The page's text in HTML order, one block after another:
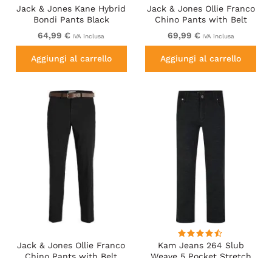
Jack & Jones Kane Hybrid
Bondi Pants Black
64,99 € IVA inclusa
Aggiungi al carrello
Jack & Jones Ollie Franco
Chino Pants with Belt
Brown
69,99 € IVA inclusa
Aggiungi al carrello
Jack & Jones Ollie Franco
Kam Jeans 264 Slub